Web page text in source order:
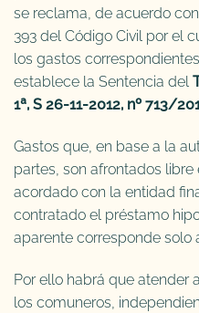
se reclama, de acuerdo
393 del Código Civil por el
los gastos
establece la Sentencia del
1ª, S 26-11-2012, nº 713/
Gastos que, en base a la
partes, son afrontados
acordado con la entidad
contratado el préstamo
aparente corresponde solo
Por ello habrá que atender
los comuneros,